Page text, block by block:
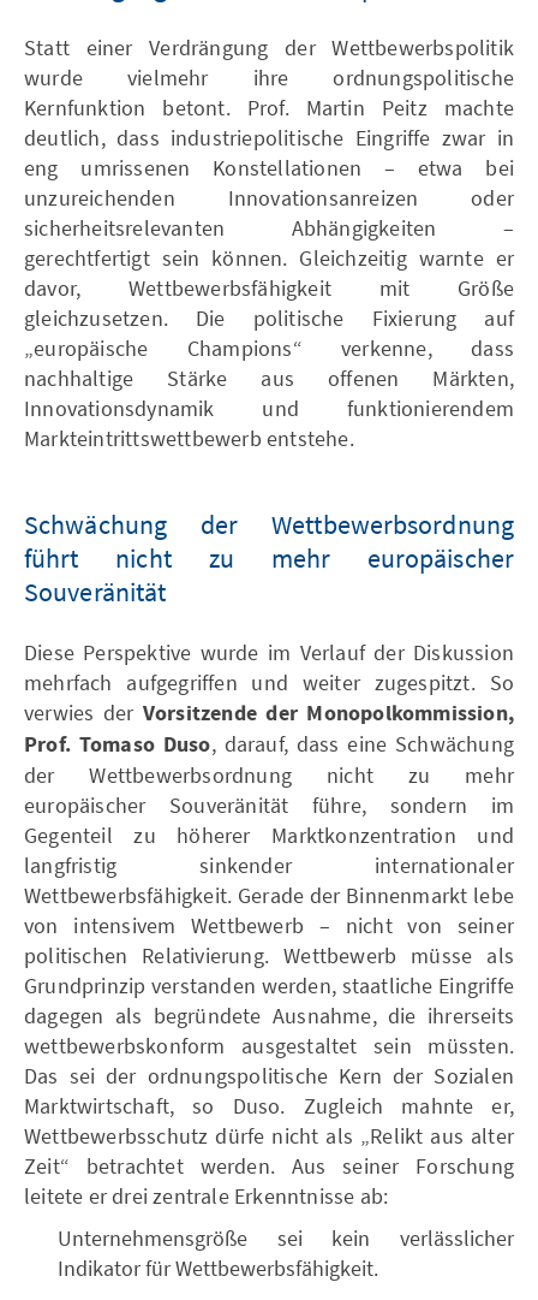
Statt einer Verdrängung der Wettbewerbspolitik
wurde vielmehr ihre ordnungspolitische
Kernfunktion betont. Prof. Martin Peitz machte
deutlich, dass industriepolitische Eingriffe zwar in
eng umrissenen Konstellationen – etwa bei
unzureichenden Innovationsanreizen oder
sicherheitsrelevanten Abhängigkeiten –
gerechtfertigt sein können. Gleichzeitig warnte er
davor, Wettbewerbsfähigkeit mit Größe
gleichzusetzen. Die politische Fixierung auf
„europäische Champions“ verkenne, dass
nachhaltige Stärke aus offenen Märkten,
Innovationsdynamik und funktionierendem
Markteintrittswettbewerb entstehe.
Schwächung der Wettbewerbsordnung
führt nicht zu mehr europäischer
Souveränität
Diese Perspektive wurde im Verlauf der Diskussion
mehrfach aufgegriffen und weiter zugespitzt. So
verwies der Vorsitzende der Monopolkommission,
Prof. Tomaso Duso, darauf, dass eine Schwächung
der Wettbewerbsordnung nicht zu mehr
europäischer Souveränität führe, sondern im
Gegenteil zu höherer Marktkonzentration und
langfristig sinkender internationaler
Wettbewerbsfähigkeit. Gerade der Binnenmarkt lebe
von intensivem Wettbewerb – nicht von seiner
politischen Relativierung. Wettbewerb müsse als
Grundprinzip verstanden werden, staatliche Eingriffe
dagegen als begründete Ausnahme, die ihrerseits
wettbewerbskonform ausgestaltet sein müssten.
Das sei der ordnungspolitische Kern der Sozialen
Marktwirtschaft, so Duso. Zugleich mahnte er,
Wettbewerbsschutz dürfe nicht als „Relikt aus alter
Zeit“ betrachtet werden. Aus seiner Forschung
leitete er drei zentrale Erkenntnisse ab:
Unternehmensgröße sei kein verlässlicher
Indikator für Wettbewerbsfähigkeit.